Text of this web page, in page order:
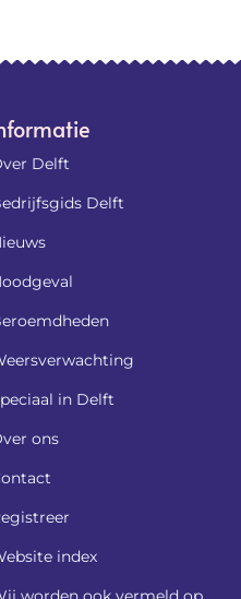
Delft
Delft
in Delft
ons
index